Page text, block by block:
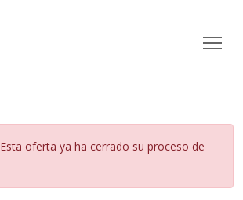
Esta oferta ya ha cerrado su proceso de